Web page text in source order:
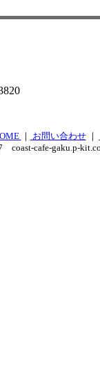
｜ お問い合わせ｜
coast-cafe-gaku.p-